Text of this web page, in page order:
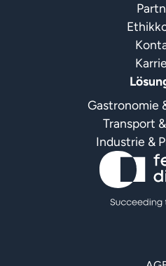
Gastronomie
Transport
Industrie &